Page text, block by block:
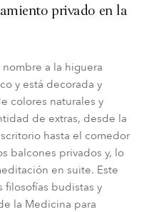
privado en la
a la higuera
y está decorada y
colores naturales y
de extras, desde la
hasta el comedor
balcones privados y, lo
en suite. Este
filosofías budistas y
la Medicina para